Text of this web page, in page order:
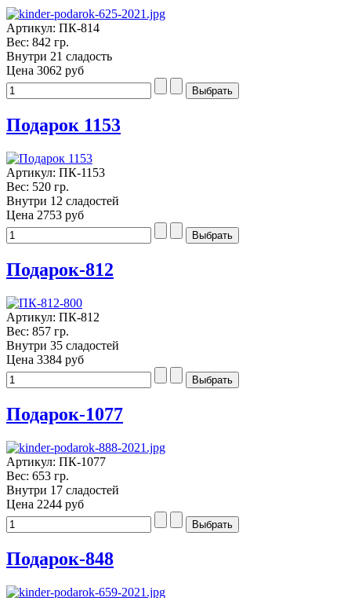
Артикул: ПК-814
Вес: 842 гр.
Внутри 21 сладость
Цена 3062 руб
Подарок 1153
Артикул: ПК-1153
Вес: 520 гр.
Внутри 12 сладостей
Цена 2753 руб
Подарок-812
Артикул: ПК-812
Вес: 857 гр.
Внутри 35 сладостей
Цена 3384 руб
Подарок-1077
Артикул: ПК-1077
Вес: 653 гр.
Внутри 17 сладостей
Цена 2244 руб
Подарок-848